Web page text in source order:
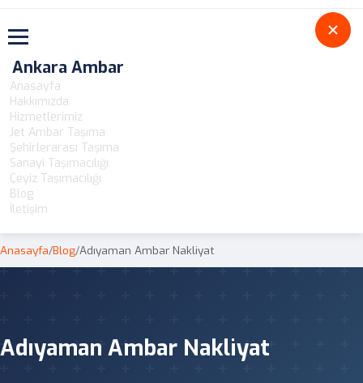
Toggle navigation
Ankara Ambar
Anasayfa
Hakkımızda
Hizmetlerimiz
Jet Ambar Taşıma
Şehirlerarası Taşıma
Sanayi Taşımacılığı
Çeyiz Taşımacılığı
Blog
İletişim
Anasayfa/Blog/Adıyaman Ambar Nakliyat
Adıyaman Ambar Nakliyat